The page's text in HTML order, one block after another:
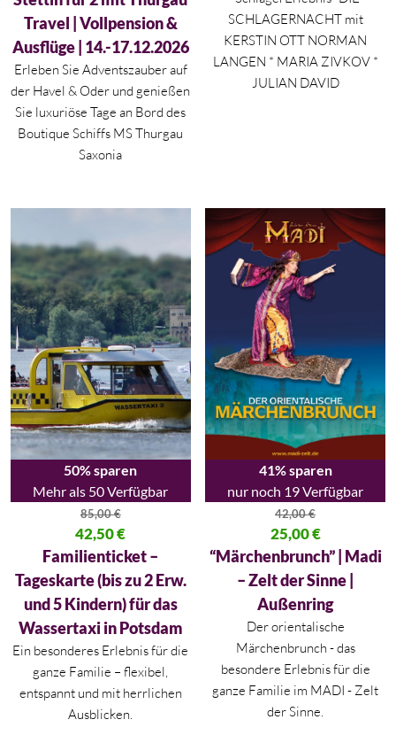
Travel | Vollpension &
Ausflüge | 14.-17.12.2026
Erleben Sie Adventszauber auf
der Havel & Oder und genießen
Sie luxuriöse Tage an Bord des
Boutique Schiffs MS Thurgau
Saxonia
SCHLAGERNACHT mit
KERSTIN OTT NORMAN
LANGEN * MARIA ZIVKOV *
JULIAN DAVID
50% sparen
Mehr als 50 Verfügbar
85,00€
Ursprünglicher Preis war: 85,00 €
42,50€
Aktueller Preis ist: 42,50 €.
Familienticket –
Tageskarte (bis zu 2 Erw.
und 5 Kindern) für das
Wassertaxi in Potsdam
Ein besonderes Erlebnis für die
ganze Familie – flexibel,
entspannt und mit herrlichen
Ausblicken.
41% sparen
nur noch 19 Verfügbar
42,00€
Ursprünglicher Preis war:
25,00€
Aktueller Preis ist: 25,00 €.
“Märchenbrunch” | Madi
– Zelt der Sinne |
Außenring
Der orientalische
Märchenbrunch - das
besondere Erlebnis für die
ganze Familie im MADI - Zelt
der Sinne.